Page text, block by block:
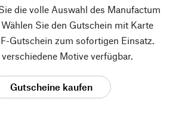
die volle Auswahl des Manufactum
Sie den Gutschein mit Karte
Gutschein zum sofortigen Einsatz.
verschiedene Motive verfügbar.
Gutscheine kaufen